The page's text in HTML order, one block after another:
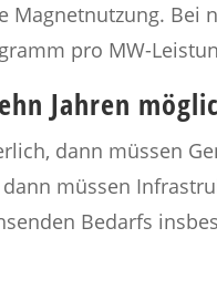
pro MW-
Jahren
dann müssen
müssen
Bedarfs